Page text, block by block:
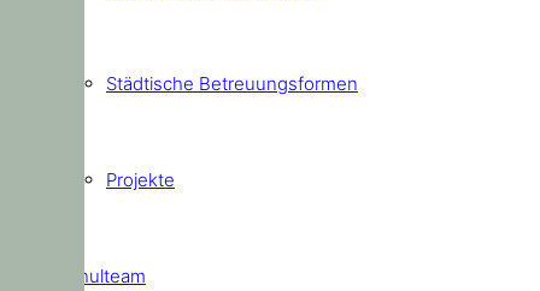
Städtische Betreuungsformen
Projekte
Schulteam